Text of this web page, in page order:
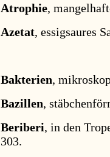
Atrophie,
Azetat, essigsaures
Bakterien,
Bazillen,
Beriberi, in den
303.